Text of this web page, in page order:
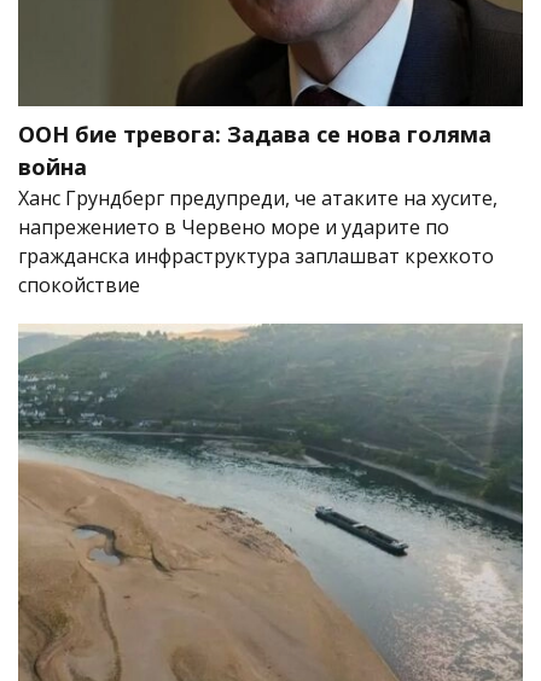
ООН бие тревога: Задава се нова голяма
война
Ханс Грундберг предупреди, че атаките на хусите,
напрежението в Червено море и ударите по
гражданска инфраструктура заплашват крехкото
спокойствие